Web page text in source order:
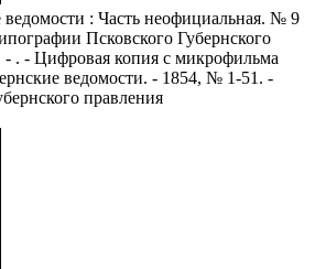
ведомости : Часть неофициальная. № 9
Псковского Губернского
- . - Цифровая копия с микрофильма
ведомости. - 1854, № 1-51. -
правления